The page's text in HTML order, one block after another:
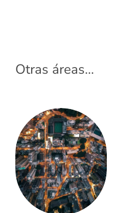
Otras áreas...